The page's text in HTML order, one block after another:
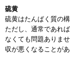
硫黄
硫黄はたんぱく質の
ただし、通常であれ
なくても問題ありま
収が悪くなることがあ